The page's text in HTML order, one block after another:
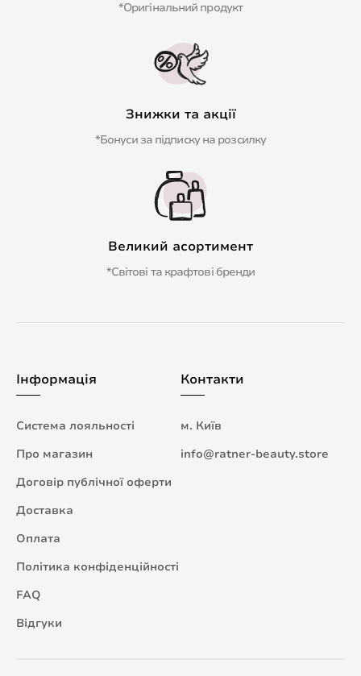
*Оригінальний продукт
Знижки та акції
*Бонуси за підписку на розсилку
Великий асортимент
*Світові та крафтові бренди
Інформація
Система лояльності
Про магазин
Договір публічної оферти
Доставка
Оплата
Політика конфіденційності
FAQ
Відгуки
Контакти
м. Київ
info@ratner-beauty.store